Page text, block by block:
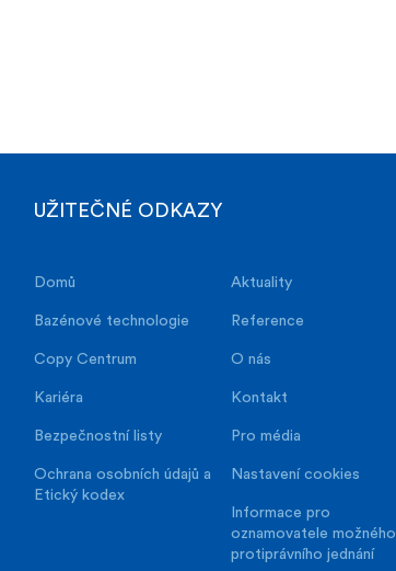
UŽITEČNÉ ODKAZY
Domů Aktuality
Bazénové technologie Reference
Copy Centrum O nás
Kariéra Kontakt
Bezpečnostní listy Pro média
Ochrana osobních údajů a
Etický kodex
Nastavení cookies
Informace pro
oznamovatele možného
protiprávního jednání